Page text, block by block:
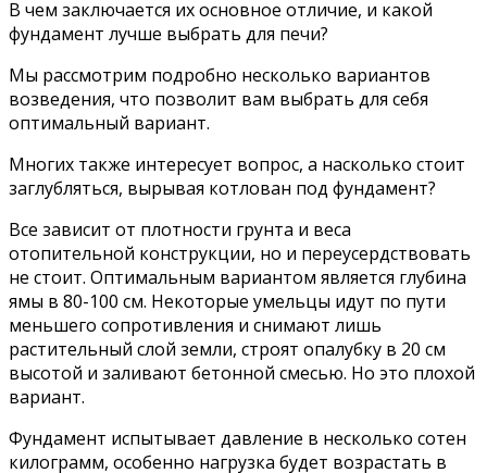
В чем заключается их основное отличие, и какой
фундамент лучше выбрать для печи?
Мы рассмотрим подробно несколько вариантов
возведения, что позволит вам выбрать для себя
оптимальный вариант.
Многих также интересует вопрос, а насколько стоит
заглубляться, вырывая котлован под фундамент?
Все зависит от плотности грунта и веса
отопительной конструкции, но и переусердствовать
не стоит. Оптимальным вариантом является глубина
ямы в 80-100 см. Некоторые умельцы идут по пути
меньшего сопротивления и снимают лишь
растительный слой земли, строят опалубку в 20 см
высотой и заливают бетонной смесью. Но это плохой
вариант.
Фундамент испытывает давление в несколько сотен
килограмм, особенно нагрузка будет возрастать в